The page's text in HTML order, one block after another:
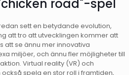
road"-spel
sett en betydande evolution,
att tro att utvecklingen kommer att
att se ännu mer innovativa
miljöer, och ännu fler möjligheter till
Virtual reality (VR) och
spela en stor roll i framtiden,